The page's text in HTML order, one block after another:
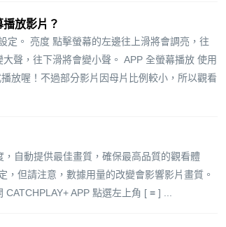
放影片？
定。 亮度 點擊螢幕的左邊往上滑將會調亮，往
聲，往下滑將會變小聲。 APP 全螢幕播放 使用
放喔！不過部分影片因母片比例較小，所以觀看
自動提供最佳畫質，確保最高品質的觀看體
但請注意，數據用量的改變會影響影片畫質。
APP 點選左上角 [ ≡ ] ...